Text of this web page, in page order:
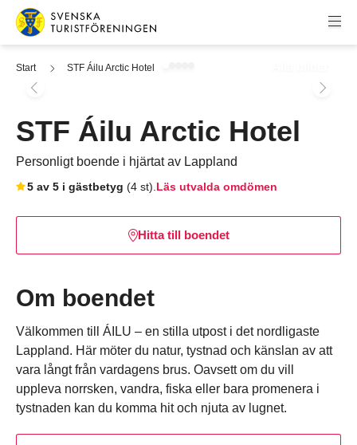
Hoppa till innehåll
Svenska Turistföreningen
Start STF Áilu Arctic Hotel
STF Áilu Arctic Hotel
Personligt boende i hjärtat av Lappland
Hoppa till bokningsverktyget
5 av 5 i gästbetyg (4 st). Läs utvalda omdömen
Hitta till boendet
Om boendet
Välkommen till ÁILU – en stilla utpost i det nordligaste
Lappland. Här möter du natur, tystnad och känslan av att
vara långt från vardagens brus. Oavsett om du vill
uppleva norrsken, vandra, fiska eller bara promenera i
tystnaden kan du komma hit och njuta av lugnet.